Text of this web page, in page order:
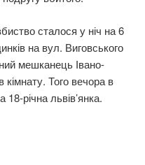
сталося у ніч на 6
на вул. Виговського
мешканець Івано-
кімнату. Того вечора в
річна львів’янка.